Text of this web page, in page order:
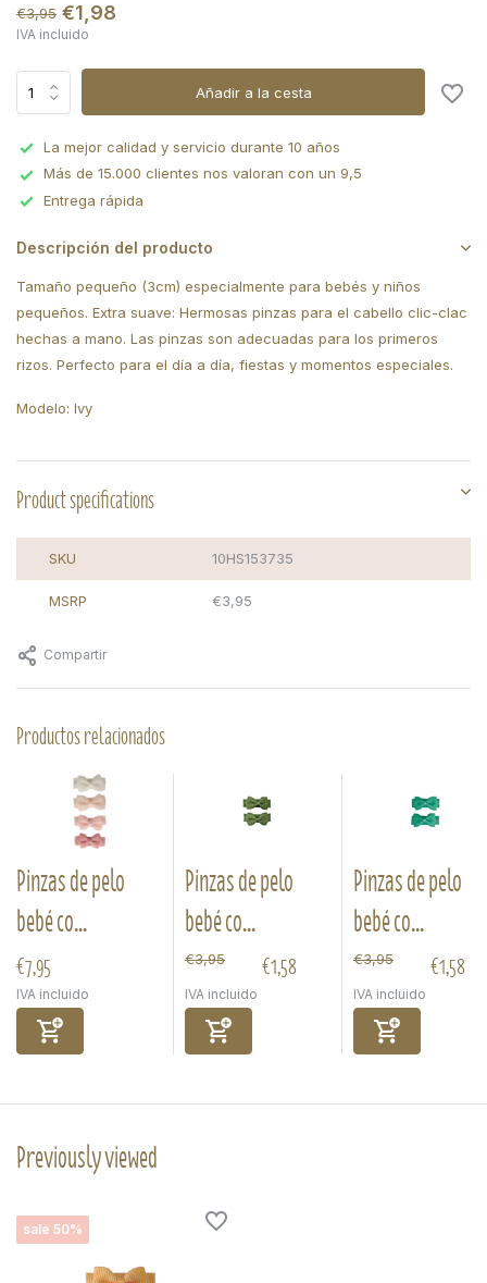
€3,95 €1,98
IVA incluido
Añadir a la cesta
La mejor calidad y servicio durante 10 años
Más de 15.000 clientes nos valoran con un 9,5
Entrega rápida
Descripción del producto
Tamaño pequeño (3cm) especialmente para bebés y niños
pequeños. Extra suave: Hermosas pinzas para el cabello clic-clac
hechas a mano. Las pinzas son adecuadas para los primeros
rizos. Perfecto para el día a día, fiestas y momentos especiales.
Modelo: Ivy
Product specifications
SKU 10HS153735
MSRP €3,95
Compartir
Productos relacionados
Pinzas de pelo
bebé co...
€7,95
IVA incluido
Pinzas de pelo
bebé co...
€3,95 €1,58
IVA incluido
Pinzas de pelo
bebé co...
€3,95 €1,58
IVA incluido
Previously viewed
sale 50%